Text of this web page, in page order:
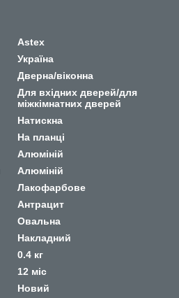
Astex
Україна
Дверна/віконна
Для вхідних дверей/для
міжкімнатних дверей
Натискна
На планці
Алюміній
Алюміній
Лакофарбове
Антрацит
Овальна
Накладний
0.4 кг
12 міс
Новий